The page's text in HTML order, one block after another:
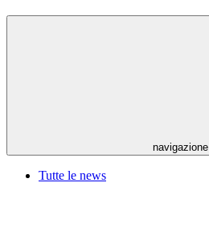
navigazione
Tutte le news